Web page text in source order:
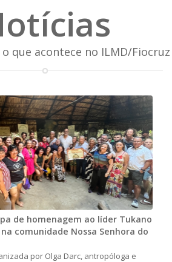
que acontece no ILMD/Fiocruz
de homenagem ao líder Tukano
comunidade Nossa Senhora do
por Olga Darc, antropóloga e